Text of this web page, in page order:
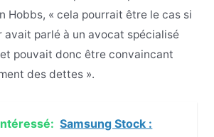
Hobbs, « cela pourrait être le cas si
avait parlé à un avocat spécialisé
pouvait donc être convaincant
des dettes ».
Samsung Stock :